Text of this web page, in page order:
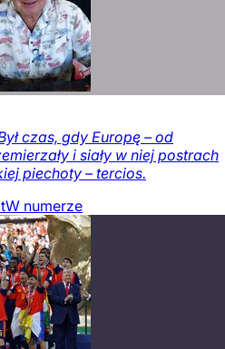
czas, gdy Europę – od
i siały w niej postrach
piechoty – tercios.
W numerze